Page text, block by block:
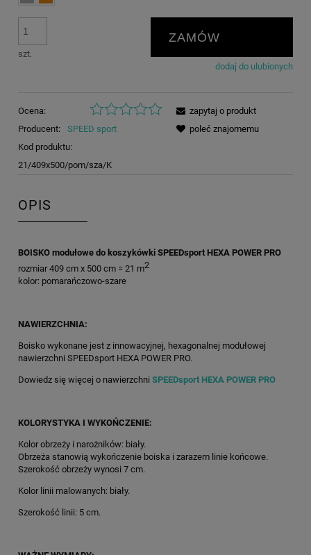
szt.
ZAMÓW
dodaj do ulubionych
Ocena:
Producent:
SPEED sport
Kod produktu:
21/409x500/pom/sza/K
zapytaj o produkt
poleć znajomemu
OPIS
BOISKO modułowe do koszykówki SPEEDsport HEXA POWER PRO
rozmiar 409 cm x 500 cm = 21 m2
kolor: pomarańczowo-szare
NAWIERZCHNIA:
Boisko wykonane jest z innowacyjnej, hexagonalnej modułowej
nawierzchni SPEEDsport HEXA POWER PRO.
Dowiedz się więcej o nawierzchni SPEEDsport HEXA POWER PRO
KOLORYSTYKA I WYKOŃCZENIE:
Kolor obrzeży i narożników: biały.
Obrzeża stanowią wykończenie boiska i zarazem linie końcowe.
Szerokość obrzeży wynosi 7 cm.
Kolor linii malowanych: biały.
Szerokość linii: 5 cm.